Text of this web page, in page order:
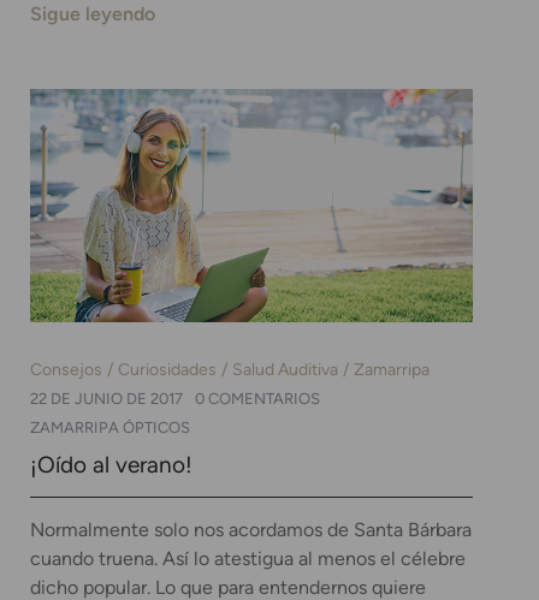
Sigue leyendo
Consejos Curiosidades Salud Auditiva Zamarripa
22 DE JUNIO DE 2017
0 COMENTARIOS
ZAMARRIPA ÓPTICOS
¡Oído al verano!
Normalmente solo nos acordamos de Santa Bárbara
cuando truena. Así lo atestigua al menos el célebre
dicho popular. Lo que para entendernos quiere